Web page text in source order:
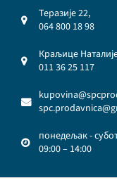
Теразије 22,
064 800 18 98
Краљице
011 36 25 117
понедељак -
09:00 – 14:00